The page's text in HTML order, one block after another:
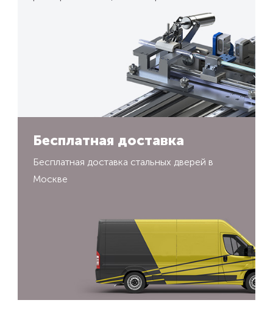
Бесплатная доставка
Бесплатная доставка стальных дверей в
Москве